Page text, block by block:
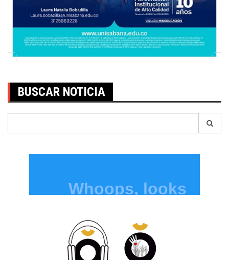
BUSCAR NOTICIA